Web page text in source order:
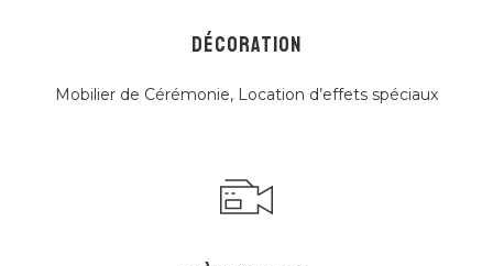
DÉCORATION
Mobilier de Cérémonie, Location d’effets spéciaux